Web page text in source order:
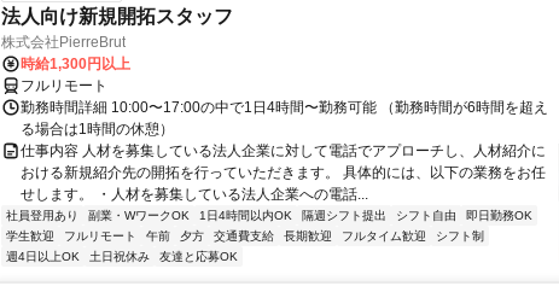
法人向け新規開拓スタッフ
株式会社PierreBrut
時給1,300円以上
フルリモート
勤務時間詳細 10:00〜17:00の中で1日4時間〜勤務可能 （勤務時間が6時間を超え
る場合は1時間の休憩）
仕事内容 人材を募集している法人企業に対して電話でアプローチし、人材紹介に
おける新規紹介先の開拓を行っていただきます。 具体的には、以下の業務をお任
せします。 ・人材を募集している法人企業への電話...
社員登用あり 副業・WワークOK 1日4時間以内OK 隔週シフト提出 シフト自由
即日勤務OK
学生歓迎
フルリモート 午前 夕方 交通費支給 長期歓迎 フルタイム歓迎
シフト制
週4日以上OK
土日祝休み 友達と応募OK